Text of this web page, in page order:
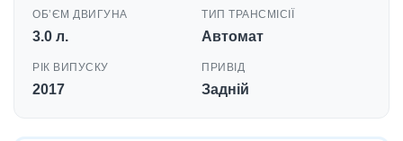
ОБʼЄМ ДВИГУНА
3.0 л.
ТИП ТРАНСМІСІЇ
Автомат
РІК ВИПУСКУ
2017
ПРИВІД
Задній